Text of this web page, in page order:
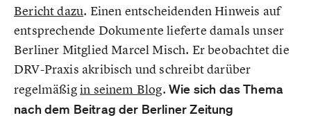
Bericht dazu. Einen entscheidenden Hinweis auf
entsprechende Dokumente lieferte damals unser
Berliner Mitglied Marcel Misch. Er beobachtet die
DRV-Praxis akribisch und schreibt darüber
regelmäßigin seinem Blog. Wie sich das Thema
nach dem Beitrag der Berliner Zeitung